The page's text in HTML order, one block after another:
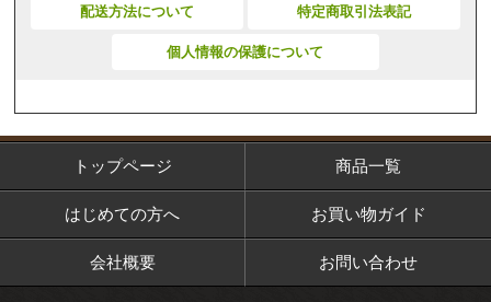
配送方法について 特定商取引法表記
個人情報の保護について
トップページ 商品一覧
はじめての方へ お買い物ガイド
会社概要 お問い合わせ